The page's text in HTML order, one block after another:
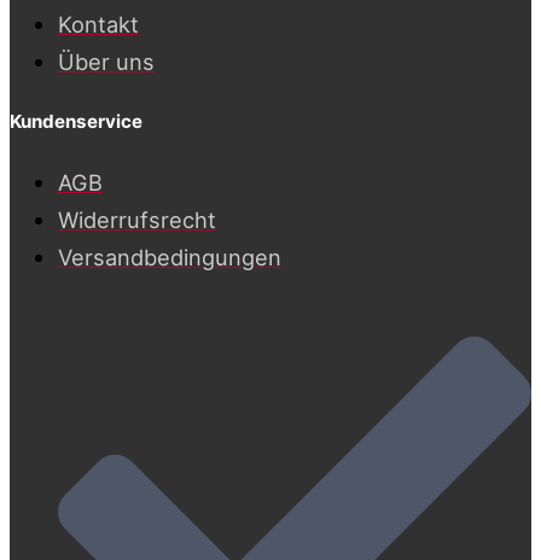
Kontakt
Über uns
Kundenservice
AGB
Widerrufsrecht
Versandbedingungen